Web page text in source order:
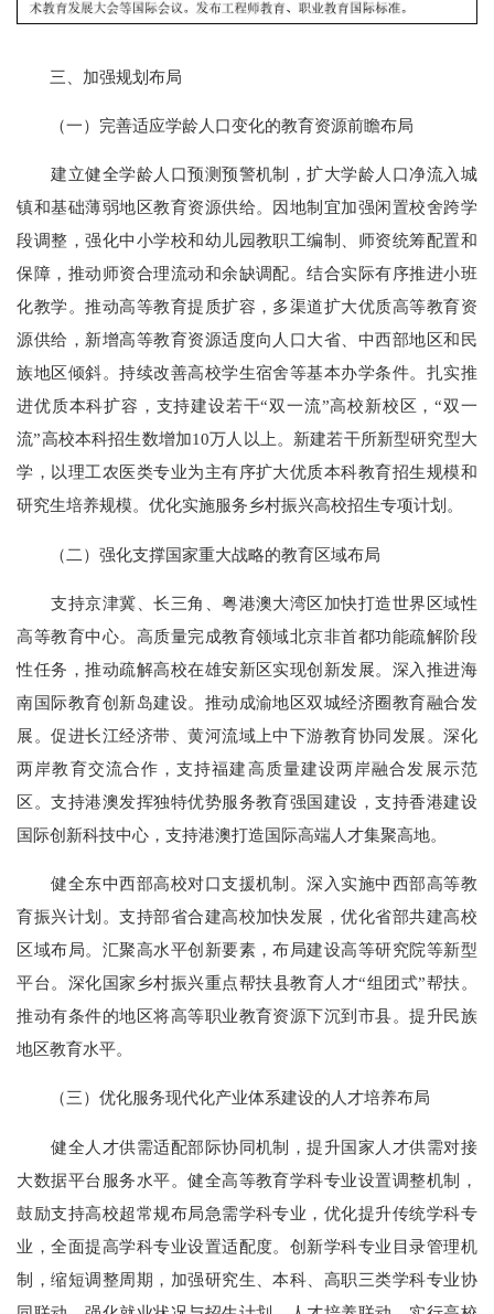
三、加强规划布局
（一）完善适应学龄人口变化的教育资源前瞻布局
建立健全学龄人口预测预警机制，扩大学龄人口净流入城
镇和基础薄弱地区教育资源供给。因地制宜加强闲置校舍跨学
段调整，强化中小学校和幼儿园教职工编制、师资统筹配置和
保障，推动师资合理流动和余缺调配。结合实际有序推进小班
化教学。推动高等教育提质扩容，多渠道扩大优质高等教育资
源供给，新增高等教育资源适度向人口大省、中西部地区和民
族地区倾斜。持续改善高校学生宿舍等基本办学条件。扎实推
进优质本科扩容，支持建设若干“双一流”高校新校区，“双一
流”高校本科招生数增加10万人以上。新建若干所新型研究型大
学，以理工农医类专业为主有序扩大优质本科教育招生规模和
研究生培养规模。优化实施服务乡村振兴高校招生专项计划。
（二）强化支撑国家重大战略的教育区域布局
支持京津冀、长三角、粤港澳大湾区加快打造世界区域性
高等教育中心。高质量完成教育领域北京非首都功能疏解阶段
性任务，推动疏解高校在雄安新区实现创新发展。深入推进海
南国际教育创新岛建设。推动成渝地区双城经济圈教育融合发
展。促进长江经济带、黄河流域上中下游教育协同发展。深化
两岸教育交流合作，支持福建高质量建设两岸融合发展示范
区。支持港澳发挥独特优势服务教育强国建设，支持香港建设
国际创新科技中心，支持港澳打造国际高端人才集聚高地。
健全东中西部高校对口支援机制。深入实施中西部高等教
育振兴计划。支持部省合建高校加快发展，优化省部共建高校
区域布局。汇聚高水平创新要素，布局建设高等研究院等新型
平台。深化国家乡村振兴重点帮扶县教育人才“组团式”帮扶。
推动有条件的地区将高等职业教育资源下沉到市县。提升民族
地区教育水平。
（三）优化服务现代化产业体系建设的人才培养布局
健全人才供需适配部际协同机制，提升国家人才供需对接
大数据平台服务水平。健全高等教育学科专业设置调整机制，
鼓励支持高校超常规布局急需学科专业，优化提升传统学科专
业，全面提高学科专业设置适配度。创新学科专业目录管理机
制，缩短调整周期，加强研究生、本科、高职三类学科专业协